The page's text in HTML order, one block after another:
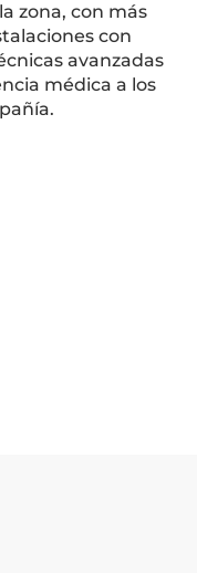
zona, con más
con
avanzadas
médica a los